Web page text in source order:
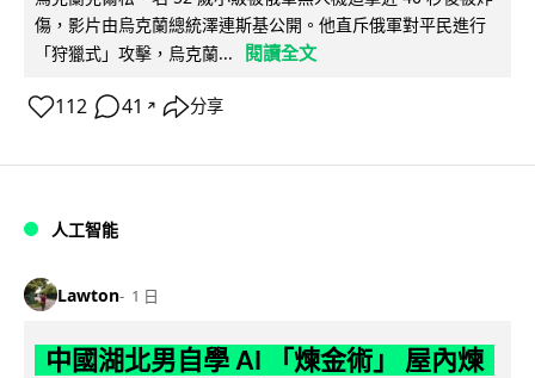
傷，影片由烏克蘭總統澤連斯基公開。他直斥俄軍對平民進行
「狩獵式」攻擊，烏克蘭...
閱讀全文
112 41 ↗ 分享
人工智能
Lawton 1 日
中國湖北男自學 AI 「煉金術」 屋內煉